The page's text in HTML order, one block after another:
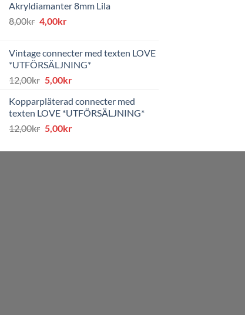
Akryldiamanter 8mm Lila
8,00kr Det
var:
8,00kr.
4,00krDet
är:
4,00kr.
Vintage connecter med texten LOVE
*UTFÖRSÄLJNING*
12,00kr Det
priset
var:
12,00kr.
5,00krDet
priset
är:
5,00kr.
Kopparpläterad connecter med
texten LOVE *UTFÖRSÄLJNING*
12,00kr Det
priset
5,00krDet
priset